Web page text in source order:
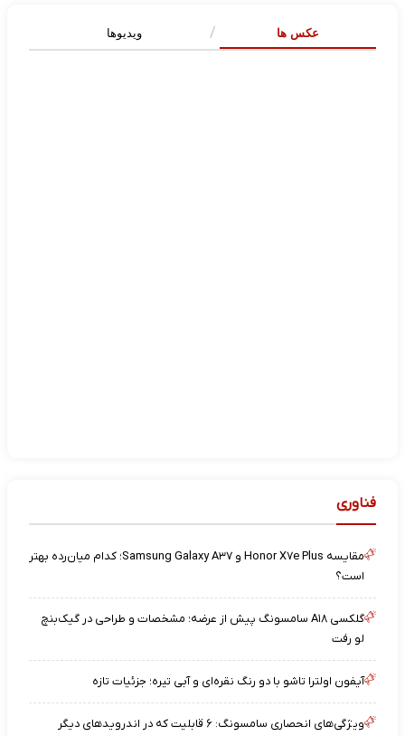
عکس ها ویدیوها
فناوری
مقایسه Honor X۷e Plus و Samsung Galaxy A۳۷؛ کدام میان‌رده بهتر
است؟
گلکسی A۱۸ سامسونگ پیش از عرضه؛ مشخصات و طراحی در گیک‌بنچ
لو رفت
آیفون اولترا تاشو با دو رنگ نقره‌ای و آبی تیره؛ جزئیات تازه
ویژگی‌های انحصاری سامسونگ: ۶ قابلیت که در اندرویدهای دیگر